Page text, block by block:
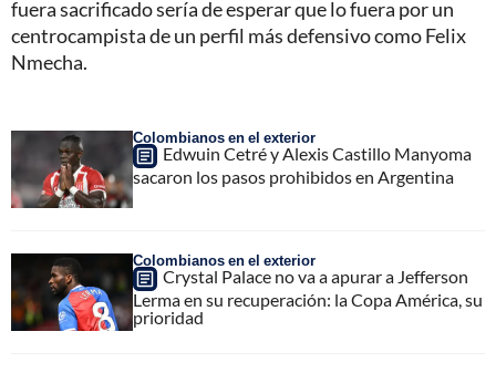
fuera sacrificado sería de esperar que lo fuera por un
centrocampista de un perfil más defensivo como Felix
Nmecha.
Colombianos en el exterior
Edwuin Cetré y Alexis Castillo Manyoma
sacaron los pasos prohibidos en Argentina
Colombianos en el exterior
Crystal Palace no va a apurar a Jefferson
Lerma en su recuperación: la Copa América, su
prioridad